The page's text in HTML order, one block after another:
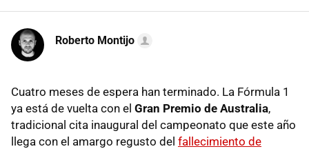
Roberto Montijo
Cuatro meses de espera han terminado. La Fórmula 1
ya está de vuelta con el Gran Premio de Australia,
tradicional cita inaugural del campeonato que este año
llega con el amargo regusto del fallecimiento de